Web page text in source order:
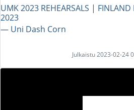
UMK 2023 REHEARSALS | FINLAND
2023
― Uni Dash Corn
Julkaistu 2023-02-24